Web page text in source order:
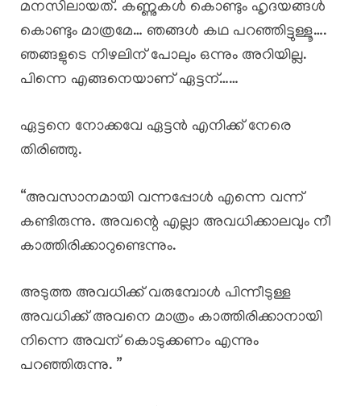
മനസിലായത്. കണ്ണുകൾ കൊണ്ടും ഹൃദയങ്ങൾ
കൊണ്ടും മാത്രമേ… ഞങ്ങൾ കഥ പറഞ്ഞിട്ടുള്ളൂ….
ഞങ്ങളുടെ നിഴലിന് പോലും ഒന്നും അറിയില്ല.
പിന്നെ എങ്ങനെയാണ് ഏട്ടന്……
ഏട്ടനെ നോക്കവേ ഏട്ടൻ എനിക്ക് നേരെ
തിരിഞ്ഞു.
“അവസാനമായി വന്നപ്പോൾ എന്നെ വന്ന്
കണ്ടിരുന്നു. അവന്റെ എല്ലാ അവധിക്കാലവും നീ
കാത്തിരിക്കാറുണ്ടെന്നും.
അടുത്ത അവധിക്ക് വരുമ്പോൾ പിന്നീടുള്ള
അവധിക്ക് അവനെ മാത്രം കാത്തിരിക്കാനായി
നിന്നെ അവന് കൊടുക്കണം എന്നും
പറഞ്ഞിരുന്നു. ”